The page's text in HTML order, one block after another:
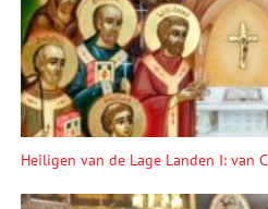
Heiligen van de Lage Landen I: van